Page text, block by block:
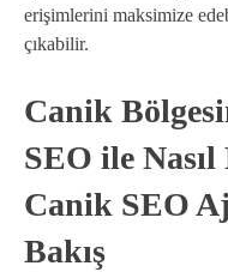
erişimlerini maksimize
çıkabilir.
Canik
SEO ile
Canik SEO
Bakış